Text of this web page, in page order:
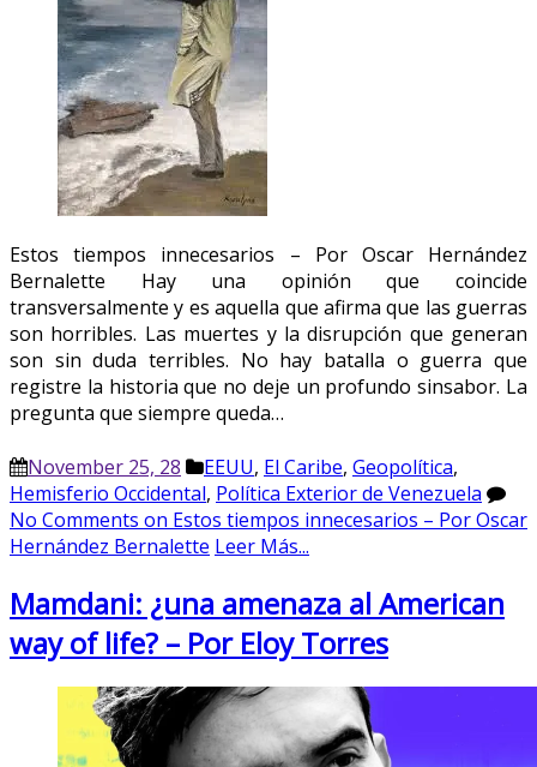
Estos tiempos innecesarios – Por Oscar Hernández
Bernalette Hay una opinión que coincide
transversalmente y es aquella que afirma que las guerras
son horribles. Las muertes y la disrupción que generan
son sin duda terribles. No hay batalla o guerra que
registre la historia que no deje un profundo sinsabor. La
pregunta que siempre queda…
November 25, 28 EEUU, El Caribe, Geopolítica,
Hemisferio Occidental, Política Exterior de Venezuela
No Comments on Estos tiempos innecesarios – Por Oscar
Hernández Bernalette Leer Más...
Mamdani: ¿una amenaza al American
way of life? – Por Eloy Torres